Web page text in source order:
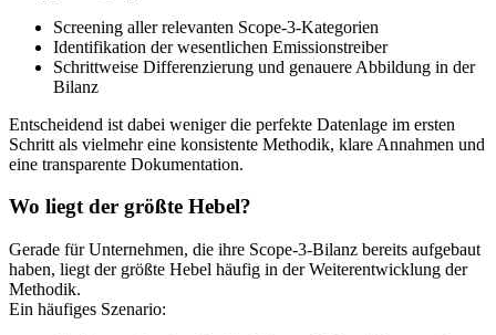
Screening aller relevanten Scope‑3‑Kategorien
Identifikation der wesentlichen Emissionstreiber
Schrittweise Differenzierung und genauere Abbildung in der
Bilanz
Entscheidend ist dabei weniger die perfekte Datenlage im ersten
Schritt als vielmehr eine konsistente Methodik, klare Annahmen und
eine transparente Dokumentation.
Wo liegt der größte Hebel?
Gerade für Unternehmen, die ihre Scope‑3‑Bilanz bereits aufgebaut
haben, liegt der größte Hebel häufig in der Weiterentwicklung der
Methodik.
Ein häufiges Szenario: